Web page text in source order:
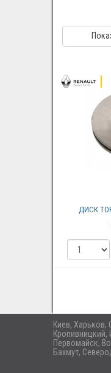
ДИСК
Киев,
Кропивницкий,
Первомайск,
Бахмут,